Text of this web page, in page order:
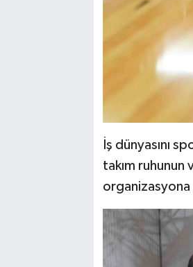
İş dünyasını
takım ruhunun
organizasyona